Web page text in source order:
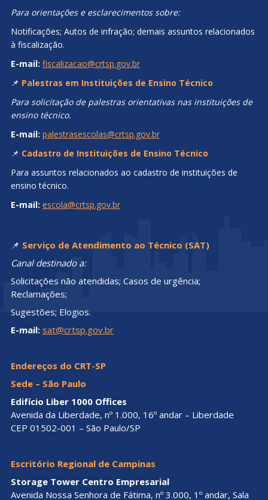
Para orientações e esclarecimentos sobre:
Notificações; Autos de infração; demais assuntos relacionados
à fiscalização.
E-mail: fiscalizacao@crtsp.gov.br
📌 Palestras em Instituições de Ensino Técnico
Para solicitação de palestras orientativas nas instituições de
ensino técnico.
E-mail: palestrasescolas@crtsp.gov.br
📌 Cadastro de Instituições de Ensino Técnico
Para assuntos relacionados ao cadastro de instituições de
ensino técnico.
E-mail: escola@crtsp.gov.br
📌 Serviço de Atendimento ao Técnico (SAT)
Canal destinado a:
Solicitações não atendidas; Casos de urgência;
Reclamações;
Sugestões; Elogios.
E-mail: sat@crtsp.gov.br
Endereços do CRT-SP
Sede – São Paulo
Edifício Liber 1000 Offices
Avenida da Liberdade, nº 1.000, 16º andar – Liberdade
CEP 01502-001 – São Paulo/SP
Escritório Regional de Campinas
Storage Tower Centro Empresarial
Avenida Nossa Senhora de Fátima, nº 3.000, 1º andar, Sala